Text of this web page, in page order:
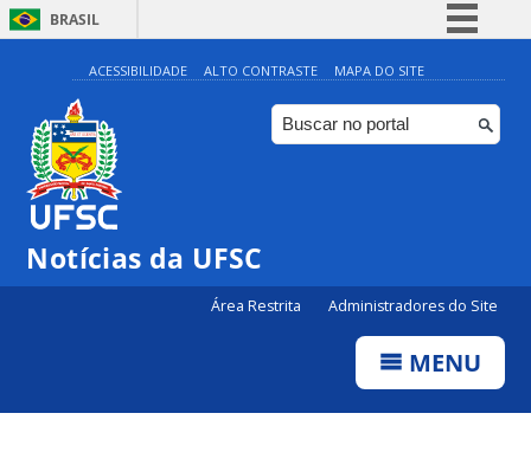
BRASIL
Simplifique!
Comunica BR
Participe
ACESSIBILIDADE ALTO CONTRASTE MAPA DO SITE
Notícias da UFSC
Área Restrita Administradores do Site
MENU